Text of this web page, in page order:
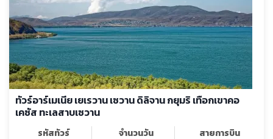
ทัวร์อาร์เมเนีย เยเรวาน เซวาน ดิลิจาน กยุมริ เทือกเขาคอ
เคซัส ทะเลสาบเซวาน
รหัสทัวร์
จำนวนวัน
สายการบิน